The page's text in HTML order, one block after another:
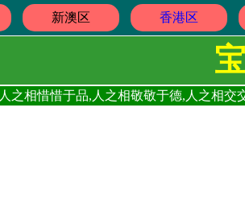
新澳区 香港区
人之相惜惜于品,人之相敬敬于德,人之相